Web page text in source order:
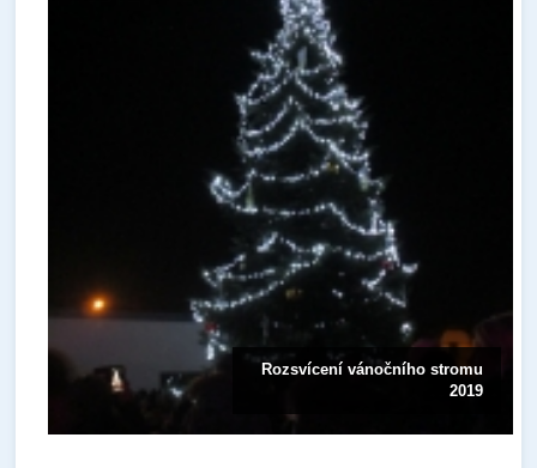
Rozsvícení vánočního stromu
2019